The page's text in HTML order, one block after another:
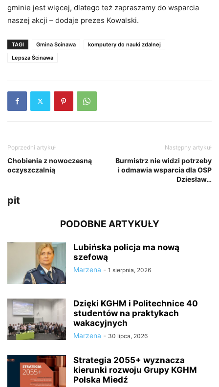
gminie jest więcej, dlatego też zapraszamy do wsparcia
naszej akcji – dodaje prezes Kowalski.
TAGI Gmina Scinawa
komputery do nauki zdalnej
Lepsza Ścinawa
Poprzedni artykuł
Chobienia z nowoczesną
oczyszczalnią
Następny artykuł
Burmistrz nie widzi potrzeby
i odmawia wsparcia dla OSP
Dziesław…
pit
PODOBNE ARTYKUŁY
Lubińska policja ma nową
szefową
Marzena - 1 sierpnia, 2026
Dzięki KGHM i Politechnice 40
studentów na praktykach
wakacyjnych
Marzena - 30 lipca, 2026
Strategia 2055+ wyznacza
kierunki rozwoju Grupy KGHM
Polska Miedź